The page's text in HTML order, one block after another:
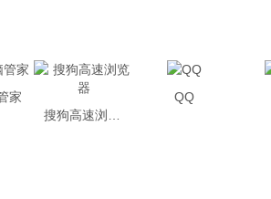
家
QQ